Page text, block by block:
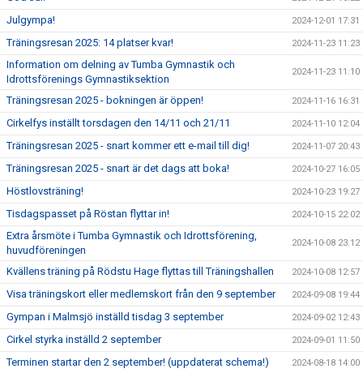
Julgympa! 2024-12-01 17:31
Träningsresan 2025: 14 platser kvar! 2024-11-23 11:23
Information om delning av Tumba Gymnastik och
Idrottsförenings Gymnastiksektion
2024-11-23 11:10
Träningsresan 2025 - bokningen är öppen! 2024-11-16 16:31
Cirkelfys inställt torsdagen den 14/11 och 21/11 2024-11-10 12:04
Träningsresan 2025 - snart kommer ett e-mail till dig! 2024-11-07 20:43
Träningsresan 2025 - snart är det dags att boka! 2024-10-27 16:05
Höstlovsträning! 2024-10-23 19:27
Tisdagspasset på Röstan flyttar in! 2024-10-15 22:02
Extra årsmöte i Tumba Gymnastik och Idrottsförening,
huvudföreningen
2024-10-08 23:12
Kvällens träning på Rödstu Hage flyttas till Träningshallen 2024-10-08 12:57
Visa träningskort eller medlemskort från den 9 september 2024-09-08 19:44
Gympan i Malmsjö inställd tisdag 3 september 2024-09-02 12:43
Cirkel styrka inställd 2 september 2024-09-01 11:50
Terminen startar den 2 september! (uppdaterat schema!) 2024-08-18 14:00